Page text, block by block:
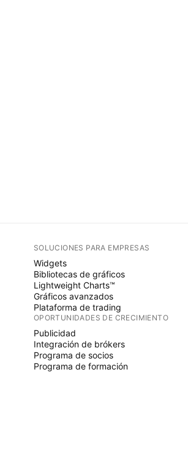
SOLUCIONES PARA EMPRESAS
Widgets
Bibliotecas de gráficos
Lightweight Charts™
Gráficos avanzados
Plataforma de trading
OPORTUNIDADES DE CRECIMIENTO
Publicidad
Integración de brókers
Programa de socios
Programa de formación